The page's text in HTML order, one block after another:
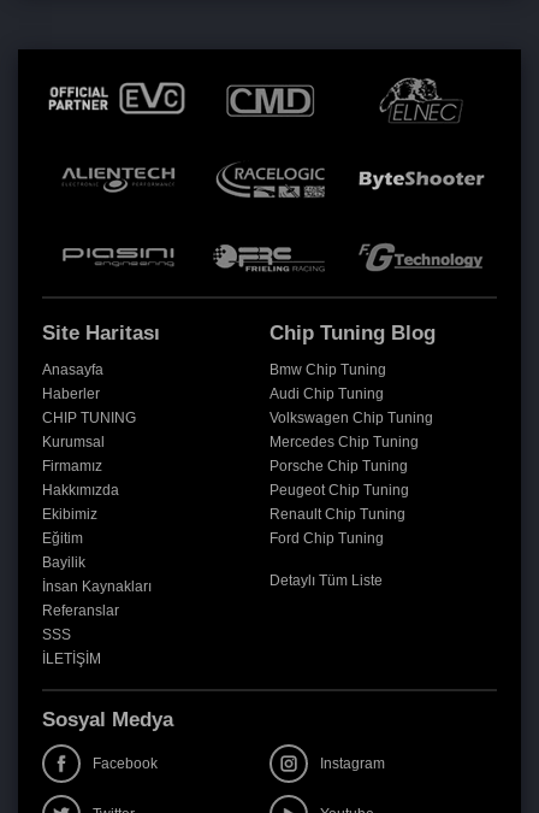
Site Haritası
Anasayfa
Haberler
CHIP TUNING
Kurumsal
Firmamız
Hakkımızda
Ekibimiz
Eğitim
Bayilik
İnsan Kaynakları
Referanslar
SSS
İLETİŞİM
Chip Tuning Blog
Bmw Chip Tuning
Audi Chip Tuning
Volkswagen Chip Tuning
Mercedes Chip Tuning
Porsche Chip Tuning
Peugeot Chip Tuning
Renault Chip Tuning
Ford Chip Tuning
Detaylı Tüm Liste
Sosyal Medya
Facebook Instagram